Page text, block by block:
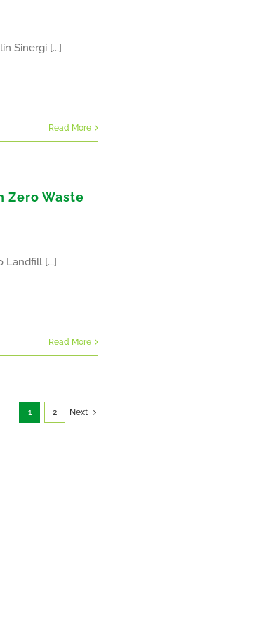
Sinergi [...]
Read More
Zero Waste
Landfill [...]
Read More
1 2 Next